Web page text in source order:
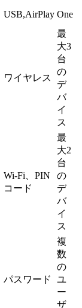
USB,AirPlay One
ワイヤレス
最
大3
台
の
デ
バ
イ
ス
Wi-Fi、PIN
コード
最
大2
台
の
デ
バ
イ
ス
パスワード
複
数
の
ユ
ー
ザ